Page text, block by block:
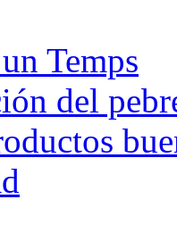
Temps
del